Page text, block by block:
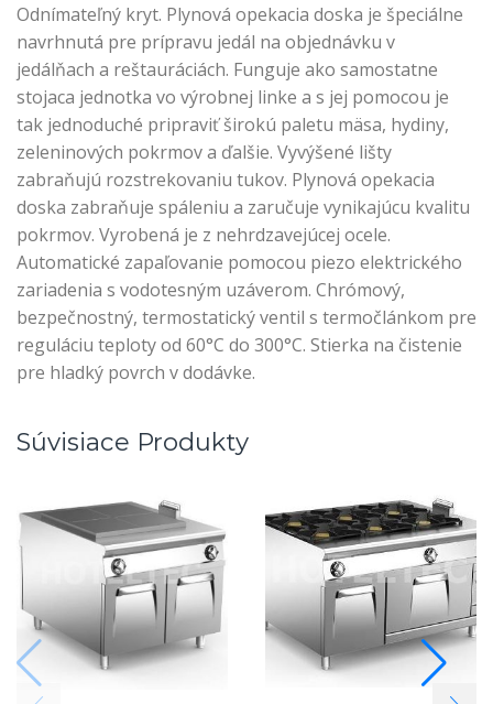
Odnímateľný kryt. Plynová opekacia doska je špeciálne
navrhnutá pre prípravu jedál na objednávku v
jedálňach a reštauráciách. Funguje ako samostatne
stojaca jednotka vo výrobnej linke a s jej pomocou je
tak jednoduché pripraviť širokú paletu mäsa, hydiny,
zeleninových pokrmov a ďalšie. Vyvýšené lišty
zabraňujú rozstrekovaniu tukov. Plynová opekacia
doska zabraňuje spáleniu a zaručuje vynikajúcu kvalitu
pokrmov. Vyrobená je z nehrdzavejúcej ocele.
Automatické zapaľovanie pomocou piezo elektrického
zariadenia s vodotesným uzáverom. Chrómový,
bezpečnostný, termostatický ventil s termočlánkom pre
reguláciu teploty od 60°C do 300°C. Stierka na čistenie
pre hladký povrch v dodávke.
Súvisiace Produkty